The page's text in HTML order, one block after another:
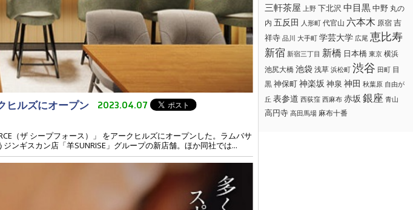
ヒルズにオープン 2023.04.07
（ザ シープフォース）」 をアークヒルズにオープンした。ラムバサ
ンギスカン店「羊SUNRISE」グループの新店舗。ほか同社では...
三軒茶屋 上野 下北沢 中目黒中野 丸の
内 五反田 人形町 代官山 六本木 原宿 吉
祥寺 品川 大手町 学芸大学 広尾 恵比寿
新宿 新宿三丁目 新橋 日本橋 東京 横浜
池尻大橋 池袋浅草 浜松町 渋谷 田町 目
黒神保町神楽坂 神泉 神田 秋葉原 自由が
丘 表参道 西荻窪 西麻布 赤坂 銀座 青山
高円寺 高田馬場 麻布十番